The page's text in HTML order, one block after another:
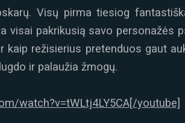
Visų pirma tiesiog
visai pakrikusią savo personažės
kaip režisierius pretenduos gaut
ir palaužia žmogų.
watch?v=tWLtj4LY5CA[/youtube]